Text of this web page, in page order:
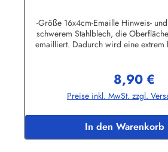
-Größe 16x4cm-Emaille Hinweis-
schwerem Stahlblech, die
emailliert. Dadurch wird eine extrem
enthalten sind, dürfen nur lose
die Lackierung abplatzen kann-Die
auch nach Wunsch gefertigt
Binikowski e.K.Meddenwarf
Regulärer
8,90 €
Preise inkl. MwSt. zzgl.
In den Warenkorb